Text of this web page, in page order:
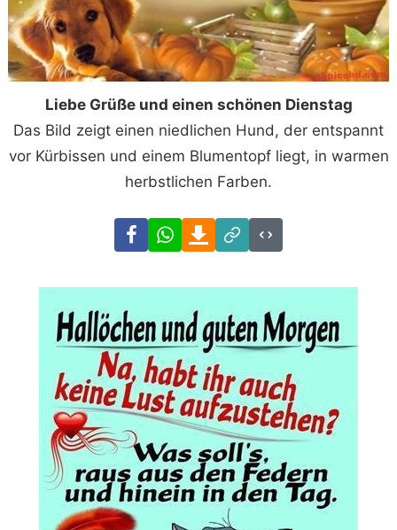
Liebe Grüße und einen schönen Dienstag
Das Bild zeigt einen niedlichen Hund, der entspannt
vor Kürbissen und einem Blumentopf liegt, in warmen
herbstlichen Farben.
FacebookWhatsAppDownload
Link
Code